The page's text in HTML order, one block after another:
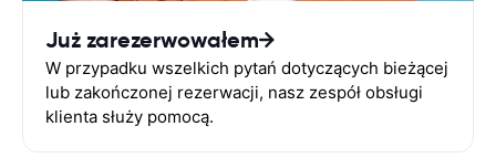
Już zarezerwowałem
W przypadku wszelkich pytań dotyczących bieżącej
lub zakończonej rezerwacji, nasz zespół obsługi
klienta służy pomocą.